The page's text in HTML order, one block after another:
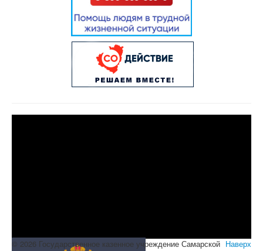
Наверх
© 2026 Государственное казенное учреждение Самарской